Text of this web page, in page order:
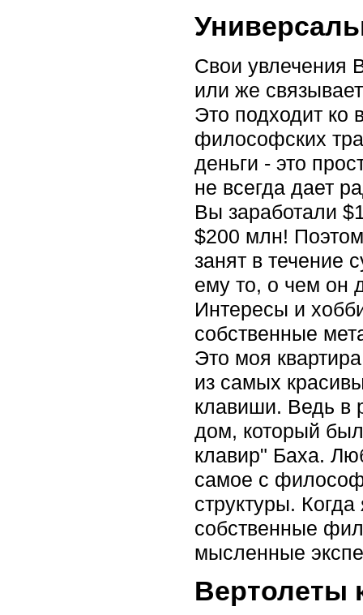
Свои увлечения
или же
Это подходит ко
философских
деньги - это
не всегда дает
Вы заработали
$200 млн!
занят в течение
ему то, о чем он
Интересы и
собственные
Это моя
из самых
клавиши. Ведь в
дом, который
клавир" Баха.
самое с
структуры.
собственные
мысленные
Вертолеты